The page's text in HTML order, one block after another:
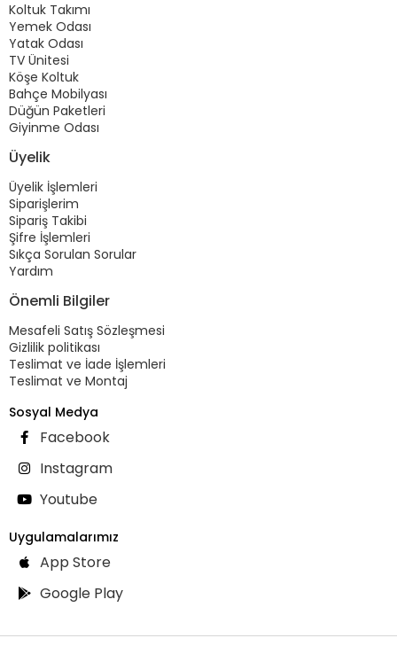
Koltuk Takımı
Yemek Odası
Yatak Odası
TV Ünitesi
Köşe Koltuk
Bahçe Mobilyası
Düğün Paketleri
Giyinme Odası
Üyelik
Üyelik İşlemleri
Siparişlerim
Sipariş Takibi
Şifre İşlemleri
Sıkça Sorulan Sorular
Yardım
Önemli Bilgiler
Mesafeli Satış Sözleşmesi
Gizlilik politikası
Teslimat ve İade İşlemleri
Teslimat ve Montaj
Sosyal Medya
Facebook
Instagram
Youtube
Uygulamalarımız
App Store
Google Play